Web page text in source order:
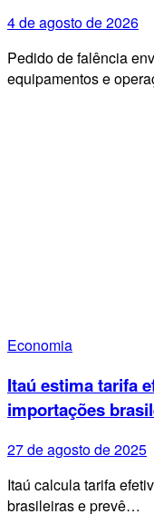
4 de agosto de 2026
Pedido de falência
equipamentos e
Economia
Itaú estima tarifa
importações
27 de agosto de 2025
Itaú calcula tarifa
brasileiras e prevê…